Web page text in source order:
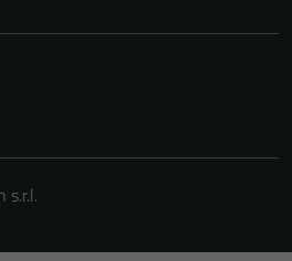
s.r.l.